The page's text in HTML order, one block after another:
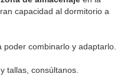
capacidad al dormitorio a
combinarlo y adaptarlo.
tallas, consúltanos.